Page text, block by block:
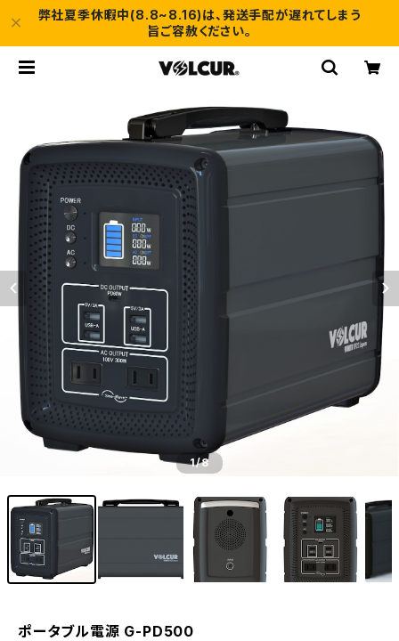
弊社夏季休暇中(8.8~8.16)は、発送手配が遅れてしまう
旨ご容赦ください。
1/8
ポータブル電源 G-PD500